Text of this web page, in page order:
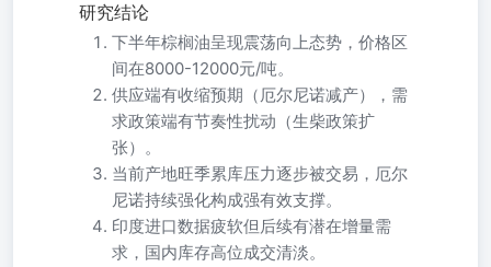
研究结论
下半年棕榈油呈现震荡向上态势，价格区
间在8000-12000元/吨。
供应端有收缩预期（厄尔尼诺减产），需
求政策端有节奏性扰动（生柴政策扩
张）。
当前产地旺季累库压力逐步被交易，厄尔
尼诺持续强化构成强有效支撑。
印度进口数据疲软但后续有潜在增量需
求，国内库存高位成交清淡。